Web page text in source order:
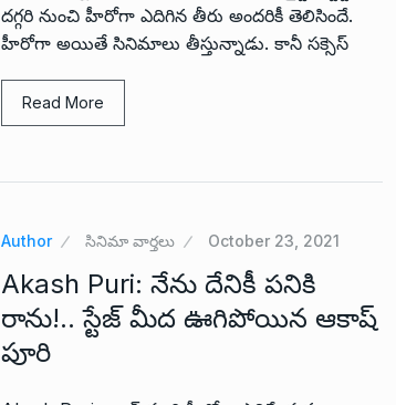
దగ్గరి నుంచి హీరోగా ఎదిగిన తీరు అందరికీ తెలిసిందే.
హీరోగా అయితే సినిమాలు తీస్తున్నాడు. కానీ సక్సెస్
Read More
Author సినిమా వార్తలు October 23, 2021
Akash Puri: నేను దేనికీ పనికి
రాను!.. స్టేజ్ మీద ఊగిపోయిన ఆకాష్
పూరి